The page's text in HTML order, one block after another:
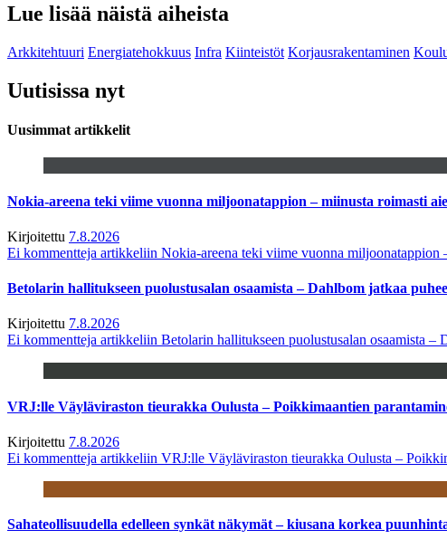
Lue lisää näistä aiheista
Arkkitehtuuri Energiatehokkuus Infra Kiinteistöt Korjausrakentaminen
Uutisissa nyt
Uusimmat artikkelit
Nokia-areena teki viime vuonna miljoonatappion – miinusta roimasti
Kirjoitettu 7.8.2026
Ei kommentteja artikkeliin Nokia-areena teki viime vuonna miljoonatappion
Betolarin hallitukseen puolustusalan osaamista – Dahlbom jatkaa
Kirjoitettu 7.8.2026
Ei kommentteja artikkeliin Betolarin hallitukseen puolustusalan osaamista –
VRJ:lle Väyläviraston tieurakka Oulusta – Poikkimaantien
Kirjoitettu 7.8.2026
Ei kommentteja artikkeliin VRJ:lle Väyläviraston tieurakka Oulusta –
Sahateollisuudella edelleen synkät näkymät – kiusana korkea